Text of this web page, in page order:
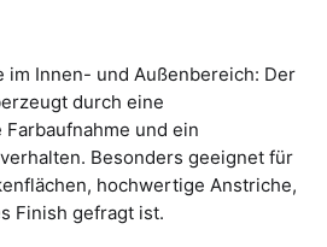
im Innen- und Außenbereich: Der
durch eine
und ein
Besonders geeignet für
hochwertige Anstriche,
Finish gefragt ist.